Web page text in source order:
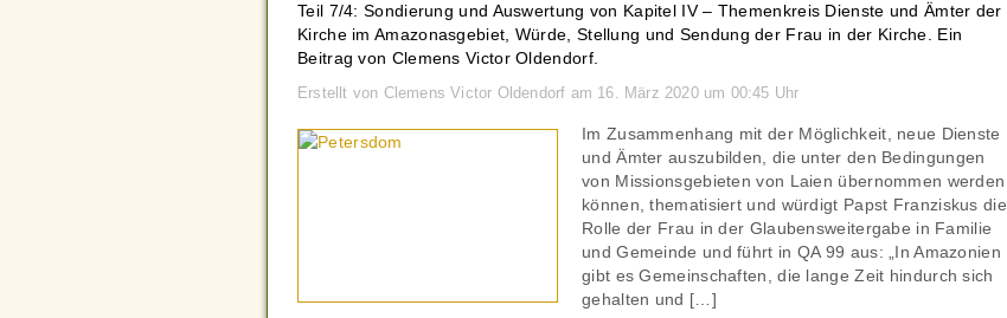
Teil 7/4: Sondierung und Auswertung von Kapitel IV – Themenkreis Dienste und Ämter der
Kirche im Amazonasgebiet, Würde, Stellung und Sendung der Frau in der Kirche. Ein
Beitrag von Clemens Victor Oldendorf.
Erstellt von Clemens Victor Oldendorf am 16. März 2020 um 00:45 Uhr
Im Zusammenhang mit der Möglichkeit, neue Dienste
und Ämter auszubilden, die unter den Bedingungen
von Missionsgebieten von Laien übernommen werden
können, thematisiert und würdigt Papst Franziskus die
Rolle der Frau in der Glaubensweitergabe in Familie
und Gemeinde und führt in QA 99 aus: „In Amazonien
gibt es Gemeinschaften, die lange Zeit hindurch sich
gehalten und […]